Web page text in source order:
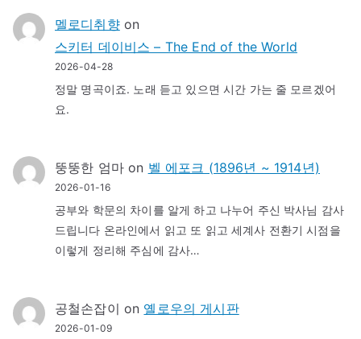
멜로디취향on
스키터 데이비스 – The End of the World
2026-04-28
정말 명곡이죠. 노래 듣고 있으면 시간 가는 줄 모르겠어
요.
뚱뚱한 엄마on 벨 에포크 (1896년 ~ 1914년)
2026-01-16
공부와 학문의 차이를 알게 하고 나누어 주신 박사님 감사
드립니다 온라인에서 읽고 또 읽고 세계사 전환기 시점을
이렇게 정리해 주심에 감사…
공철손잡이 on 옐로우의 게시판
2026-01-09